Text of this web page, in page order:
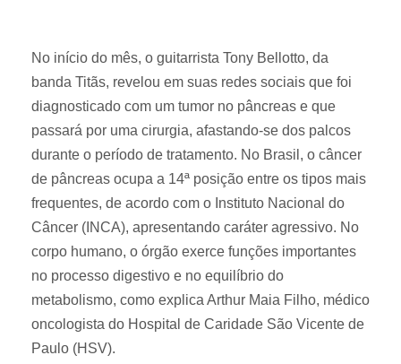
No início do mês, o guitarrista Tony Bellotto, da
banda Titãs, revelou em suas redes sociais que foi
diagnosticado com um tumor no pâncreas e que
passará por uma cirurgia, afastando-se dos palcos
durante o período de tratamento. No Brasil, o câncer
de pâncreas ocupa a 14ª posição entre os tipos mais
frequentes, de acordo com o Instituto Nacional do
Câncer (INCA), apresentando caráter agressivo. No
corpo humano, o órgão exerce funções importantes
no processo digestivo e no equilíbrio do
metabolismo, como explica Arthur Maia Filho, médico
oncologista do Hospital de Caridade São Vicente de
Paulo (HSV).